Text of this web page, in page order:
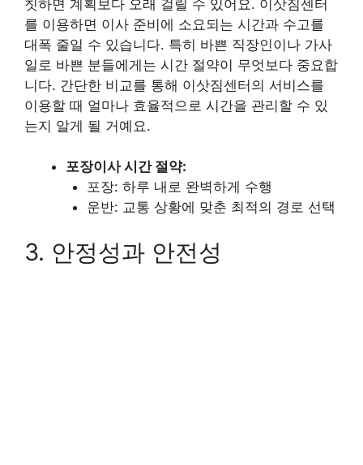
칫하면 계획보다 오래 걸릴 수 있어요. 이삿짐센터
를 이용하면 이사 준비에 소요되는 시간과 수고를
대폭 줄일 수 있습니다. 특히 바쁜 직장인이나 가사
일로 바쁜 분들에게는 시간 절약이 무엇보다 중요합
니다. 간단한 비교를 통해 이삿짐센터의 서비스를
이용할 때 얼마나 효율적으로 시간을 관리할 수 있
는지 알게 될 거예요.
포장이사 시간 절약:
포장: 하루 내로 완벽하게 수행
운반: 교통 상황에 맞춘 최적의 경로 선택
3. 안정성과 안전성